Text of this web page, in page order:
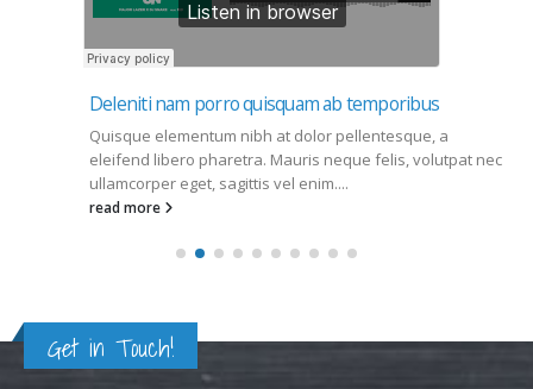
Deleniti nam porro quisquam ab temporibus
Quisque elementum nibh at dolor pellentesque, a
eleifend libero pharetra. Mauris neque felis, volutpat nec
ullamcorper eget, sagittis vel enim....
read more
Get in Touch!